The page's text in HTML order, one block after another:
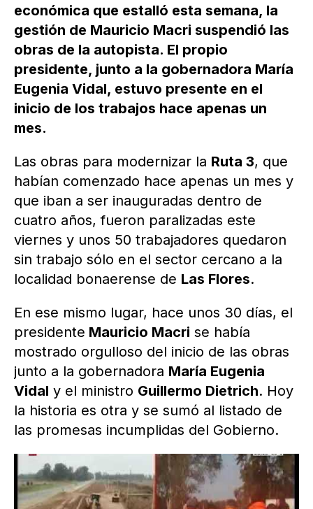
económica que estalló esta semana, la
gestión de Mauricio Macri suspendió las
obras de la autopista. El propio
presidente, junto a la gobernadora María
Eugenia Vidal, estuvo presente en el
inicio de los trabajos hace apenas un
mes.
Las obras para modernizar la Ruta 3, que
habían comenzado hace apenas un mes y
que iban a ser inauguradas dentro de
cuatro años, fueron paralizadas este
viernes y unos 50 trabajadores quedaron
sin trabajo sólo en el sector cercano a la
localidad bonaerense de Las Flores.
En ese mismo lugar, hace unos 30 días, el
presidente Mauricio Macri se había
mostrado orgulloso del inicio de las obras
junto a la gobernadora María Eugenia
Vidal y el ministro Guillermo Dietrich. Hoy
la historia es otra y se sumó al listado de
las promesas incumplidas del Gobierno.